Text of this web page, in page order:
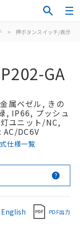
> 押ボタンスイッチ/表示灯
GA
属ベゼル, きの
, IP66, プッシュ
ユニット/NC,
DC6V
仕様一覧
English PDF出力